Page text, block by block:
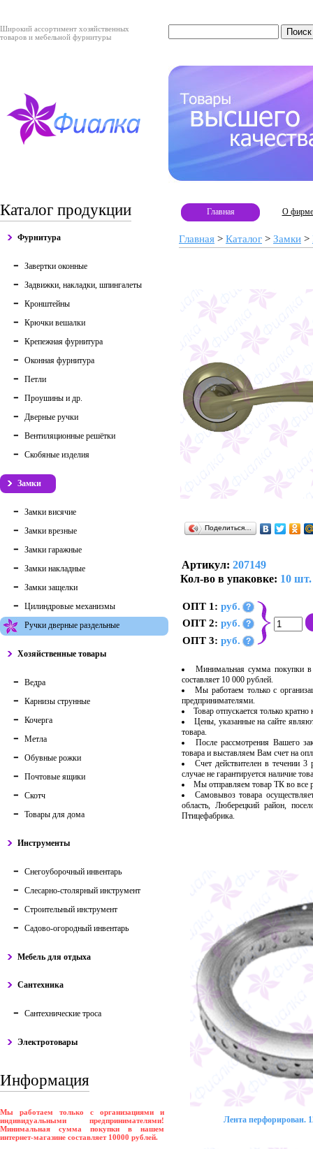
Широкий ассортимент хозяйственных
товаров и мебельной фурнитуры
Каталог продукции
Фурнитура
Завертки оконные
Задвижки, накладки, шпингалеты
Кронштейны
Крючки вешалки
Крепежная фурнитура
Оконная фурнитура
Петли
Проушины и др.
Дверные ручки
Вентиляционные решётки
Скобяные изделия
Замки
Замки висячие
Замки врезные
Замки гаражные
Замки накладные
Замки защелки
Цилиндровые механизмы
Ручки дверные раздельные
Хозяйственные товары
Ведра
Карнизы струнные
Кочерга
Метла
Обувные рожки
Почтовые ящики
Скотч
Товары для дома
Инструменты
Снегоуборочный инвентарь
Слесарно-столярный инструмент
Строительный инструмент
Садово-огородный инвентарь
Мебель для отдыха
Сантехника
Сантехнические троса
Электротовары
Информация
Мы работаем только с организациями и
индивидуальными предпринимателями!
Минимальная сумма покупки в нашем
интернет-магазине составляет 10000 рублей.
Главная О фирме
Главная > Каталог > Замки >
Поделиться…
Артикул: 207149
Кол-во в упаковке: 10 шт.
ОПТ 1: руб. ?
ОПТ 2: руб. ?
ОПТ 3: руб. ?
Минимальная сумма покупки в
составляет 10 000 рублей.
Мы работаем только с
предпринимателями.
Товар отпускается только
Цены, указанные на сайте
товара.
После рассмотрения Вашего
товара и выставляем Вам счет на
Счет действителен в течении
случае не гарантируется наличие
Мы отправляем товар ТК во
Самовывоз товара
область, Люберецкий район,
Птицефабрика.
Лента перфорирован.